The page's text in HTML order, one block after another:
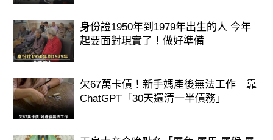
第一名：生肖鼠
恭喜屬鼠的朋友榮登本次財運排行榜冠
身份證1950年到1979年出生的人 今年
起要面對現實了！做好準備
欠67萬卡債！新手媽產後無法工作 靠
ChatGPT「30天還清一半債務」